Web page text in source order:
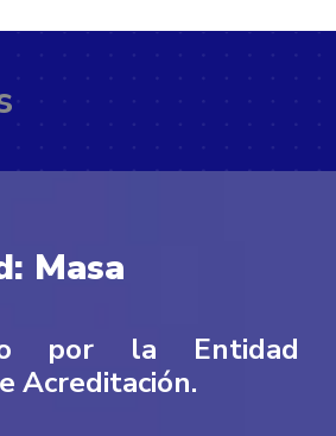
Masa
por la Entidad
Acreditación.